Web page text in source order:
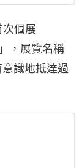
個展
，展覽名稱
識地抵達過